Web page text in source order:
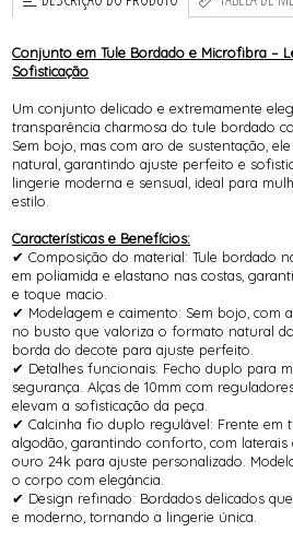
Conjunto em Tule Bordado e Microfibra –
Sofisticação
Um conjunto delicado e extremamente
transparência charmosa do tule bordado
Sem bojo, mas com aro de sustentação,
natural, garantindo ajuste perfeito e
lingerie moderna e sensual, ideal para
estilo.
Características e Benefícios:
✔ Composição do material: Tule bordado
em poliamida e elastano nas costas,
e toque macio.
✔ Modelagem e caimento: Sem bojo, com
no busto que valoriza o formato natural
borda do decote para ajuste perfeito.
✔ Detalhes funcionais: Fecho duplo para
segurança. Alças de 10mm com
elevam a sofisticação da peça.
✔ Calcinha fio duplo regulável: Frente em
algodão, garantindo conforto, com laterais
ouro 24k para ajuste personalizado.
o corpo com elegância.
✔ Design refinado: Bordados delicados
e moderno, tornando a lingerie única.